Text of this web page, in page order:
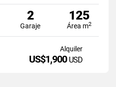
2
Garaje
125
Área m2
Alquiler
US$1,900 USD